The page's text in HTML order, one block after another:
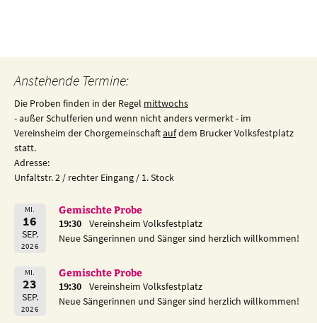
Beitragsnavigation
Anstehende Termine:
Die Proben finden in der Regel mittwochs
- außer Schulferien und wenn nicht anders vermerkt - im
Vereinsheim der Chorgemeinschaftaufdem Brucker Volksfestplatz
statt.
Adresse:
Unfaltstr. 2 / rechter Eingang / 1. Stock
MI.
16
SEP.
2026
Gemischte Probe
19:30
Vereinsheim Volksfestplatz
Neue Sängerinnen und Sänger sind herzlich willkommen!
MI.
23
SEP.
2026
Gemischte Probe
19:30
Vereinsheim Volksfestplatz
Neue Sängerinnen und Sänger sind herzlich willkommen!